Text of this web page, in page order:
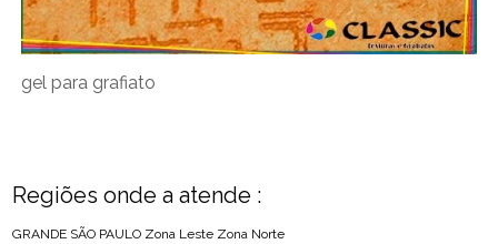
gel para grafiato
Regiões onde a atende :
GRANDE SÃO PAULO Zona Leste Zona Norte